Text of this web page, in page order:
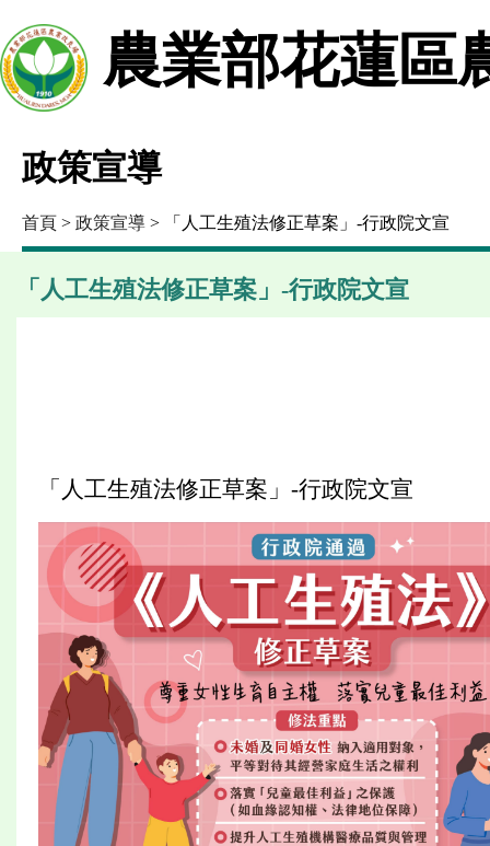
農業部花蓮區
政策宣導
首頁 > 政策宣導 > 「人工生殖法修正草案」-行政院文宣
「人工生殖法修正草案」-行政院文宣
「人工生殖法修正草案」-行政院文宣